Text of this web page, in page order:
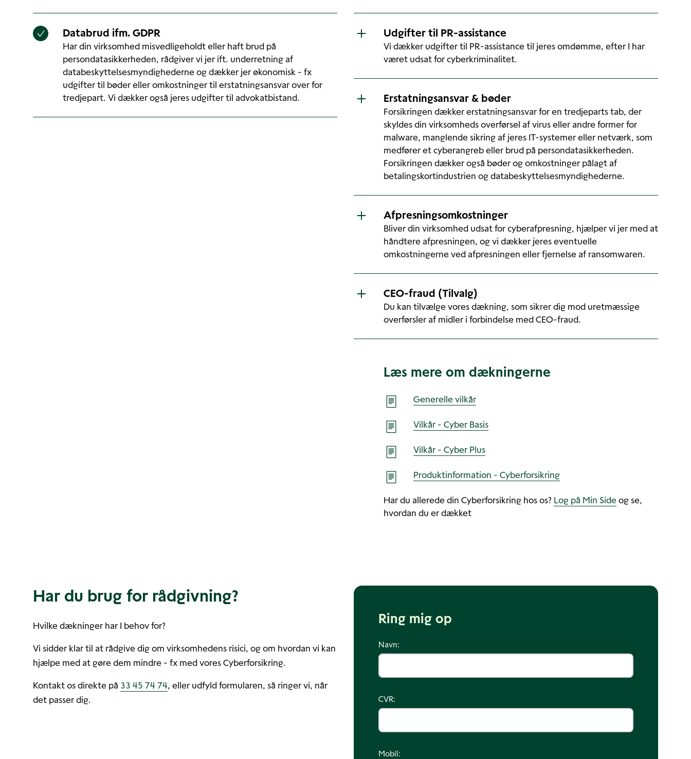
Databrud ifm. GDPR
Har din virksomhed misvedligeholdt eller haft brud på
persondatasikkerheden, rådgiver vi jer ift. underretning af
databeskyttelsesmyndighederne og dækker jer økonomisk - fx
udgifter til bøder eller omkostninger til erstatningsansvar over for
tredjepart. Vi dækker også jeres udgifter til advokatbistand.
Udgifter til PR-assistance
Vi dækker udgifter til PR-assistance til jeres omdømme, efter I har
været udsat for cyberkriminalitet.
Erstatningsansvar & bøder
Forsikringen dækker erstatningsansvar for en tredjeparts tab, der
skyldes din virksomheds overførsel af virus eller andre former for
malware, manglende sikring af jeres IT-systemer eller netværk, som
medfører et cyberangreb eller brud på persondatasikkerheden.
Forsikringen dækker også bøder og omkostninger pålagt af
betalingskortindustrien og databeskyttelsesmyndighederne.
Afpresningsomkostninger
Bliver din virksomhed udsat for cyberafpresning, hjælper vi jer med at
håndtere afpresningen, og vi dækker jeres eventuelle
omkostningerne ved afpresningen eller fjernelse af ransomwaren.
CEO-fraud (Tilvalg)
Du kan tilvælge vores dækning, som sikrer dig mod uretmæssige
overførsler af midler i forbindelse med CEO-fraud.
Læs mere om dækningerne
Generelle vilkår
Vilkår - Cyber Basis
Vilkår - Cyber Plus
Produktinformation - Cyberforsikring
Har du allerede din Cyberforsikring hos os? Log på Min Sideog se,
hvordan du er dækket
Har du brug for rådgivning?
Hvilke dækninger har I behov for?
Vi sidder klar til at rådgive dig om virksomhedens risici, og om hvordan vi kan
hjælpe med at gøre dem mindre - fx med vores Cyberforsikring.
Kontakt os direkte på 33 45 74 74, eller udfyld formularen, så ringer vi, når
det passer dig.
Ring mig op
Navn:
CVR:
Mobil: